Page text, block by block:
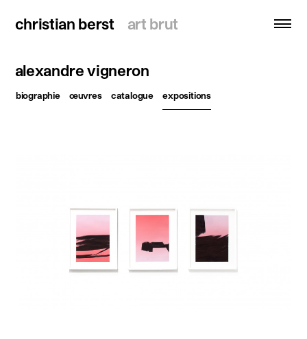
christian berst art brut
christian berst art brut
recherche
publications
ressources
à propos
alexandre vigneron
biographie œuvres catalogue expositions